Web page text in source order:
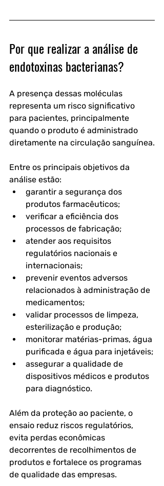
Por que realizar a análise de
endotoxinas bacterianas?
A presença dessas moléculas
representa um risco significativo
para pacientes, principalmente
quando o produto é administrado
diretamente na circulação sanguínea.
Entre os principais objetivos da
análise estão:
garantir a segurança dos
produtos farmacêuticos;
verificar a eficiência dos
processos de fabricação;
atender aos requisitos
regulatórios nacionais e
internacionais;
prevenir eventos adversos
relacionados à administração de
medicamentos;
validar processos de limpeza,
esterilização e produção;
monitorar matérias-primas, água
purificada e água para injetáveis;
assegurar a qualidade de
dispositivos médicos e produtos
para diagnóstico.
Além da proteção ao paciente, o
ensaio reduz riscos regulatórios,
evita perdas econômicas
decorrentes de recolhimentos de
produtos e fortalece os programas
de qualidade das empresas.